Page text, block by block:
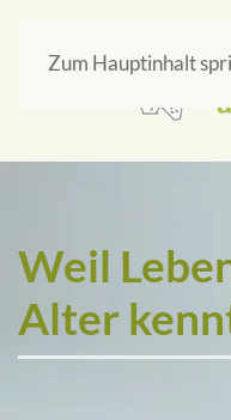
Zum Hauptinhalt
Weil
Alter